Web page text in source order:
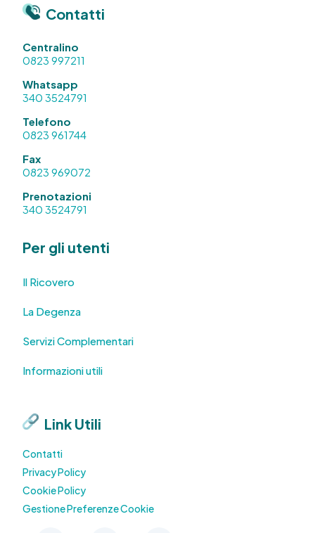
Contatti
Centralino
0823 997211
Whatsapp
340 3524791
Telefono
0823 961744
Fax
0823 969072
Prenotazioni
340 3524791
Per gli utenti
Il Ricovero
La Degenza
Servizi Complementari
Informazioni utili
Link Utili
Contatti
Privacy Policy
Cookie Policy
Gestione Preferenze Cookie